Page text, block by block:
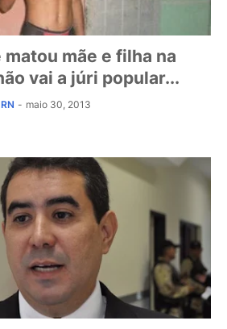
mãe e filha na
vai a júri popular...
- maio 30, 2013